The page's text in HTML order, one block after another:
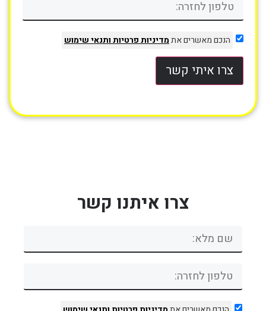
הנכם מאשרים אתמדיניות פרטיותותנאי שימוש
צרו איתי קשר
צרו איתנו קשר